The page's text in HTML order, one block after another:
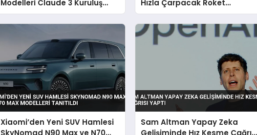
Modelleri Claude 3 Kuruluş
Sistemlerine Sızdı
Hızla Çarpacak Roket
Parçasının Tarihi Açıklandı
Xiaomi’den Yeni SUV Hamlesi
SkyNomad N90 Max ve N70
Sam Altman Yapay Zeka
Gelişiminde Hız Kesme